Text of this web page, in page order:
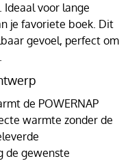
Ideaal voor lange
je favoriete boek. Dit
gevoel, perfect om
de POWERNAP
warmte zonder de
de gewenste